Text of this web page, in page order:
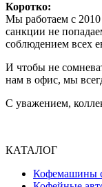
Коротко:
Мы работаем с
санкции не
соблюдением всех
И чтобы не
нам в офис, мы
С уважением,
КАТАЛОГ
Кофемашины